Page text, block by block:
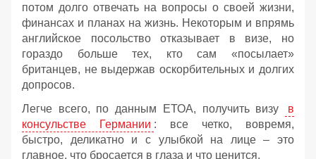
потом долго отвечать на вопросы о своей жизни,
финансах и планах на жизнь. Некоторым и впрямь
английское посольство отказывает в визе, но
гораздо больше тех, кто сам «посылает»
британцев, не выдержав оскорбительных и долгих
допросов.
Легче всего, по данным ЕТОА, получить визу
в
консульстве Германии : все четко, вовремя,
быстро, деликатно и с улыбкой на лице – это
главное, что бросается в глаза и что ценится.